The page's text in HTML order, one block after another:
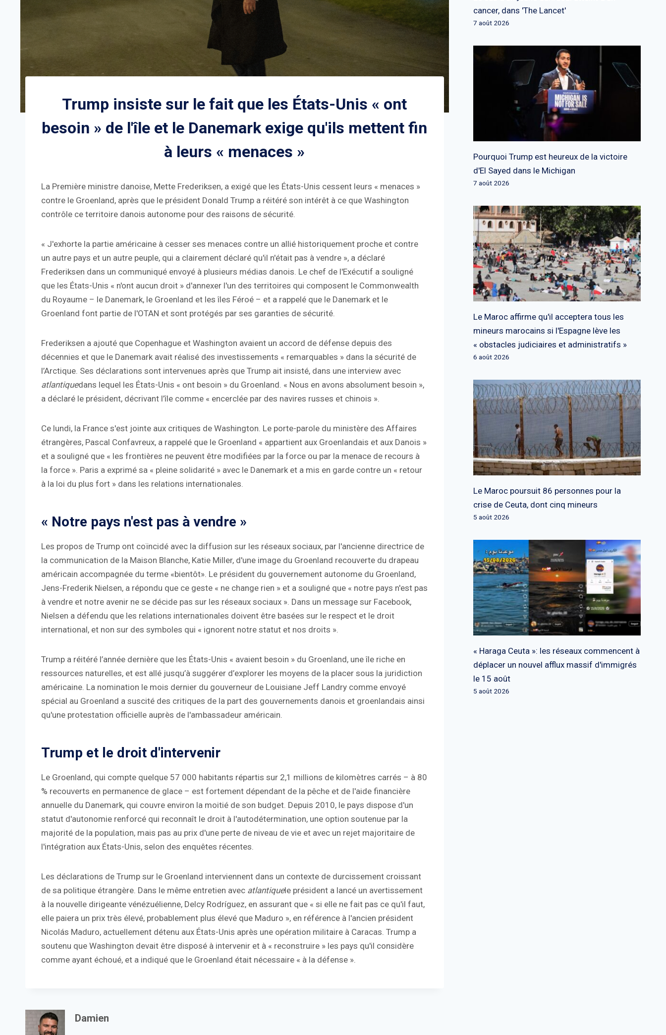
Trump insiste sur le fait que les États-Unis « ont
besoin » de l'île et le Danemark exige qu'ils mettent fin
à leurs « menaces »
La Première ministre danoise, Mette Frederiksen, a exigé que les États-Unis cessent leurs « menaces »
contre le Groenland, après que le président Donald Trump a réitéré son intérêt à ce que Washington
contrôle ce territoire danois autonome pour des raisons de sécurité.
« J'exhorte la partie américaine à cesser ses menaces contre un allié historiquement proche et contre
un autre pays et un autre peuple, qui a clairement déclaré qu'il n'était pas à vendre », a déclaré
Frederiksen dans un communiqué envoyé à plusieurs médias danois. Le chef de l'Exécutif a souligné
que les États-Unis « n'ont aucun droit » d'annexer l'un des territoires qui composent le Commonwealth
du Royaume – le Danemark, le Groenland et les îles Féroé – et a rappelé que le Danemark et le
Groenland font partie de l'OTAN et sont protégés par ses garanties de sécurité.
Frederiksen a ajouté que Copenhague et Washington avaient un accord de défense depuis des
décennies et que le Danemark avait réalisé des investissements « remarquables » dans la sécurité de
l’Arctique. Ses déclarations sont intervenues après que Trump ait insisté, dans une interview avec
atlantiquedans lequel les États-Unis « ont besoin » du Groenland. « Nous en avons absolument besoin »,
a déclaré le président, décrivant l’île comme « encerclée par des navires russes et chinois ».
Ce lundi, la France s'est jointe aux critiques de Washington. Le porte-parole du ministère des Affaires
étrangères, Pascal Confavreux, a rappelé que le Groenland « appartient aux Groenlandais et aux Danois »
et a souligné que « les frontières ne peuvent être modifiées par la force ou par la menace de recours à
la force ». Paris a exprimé sa « pleine solidarité » avec le Danemark et a mis en garde contre un « retour
à la loi du plus fort » dans les relations internationales.
« Notre pays n'est pas à vendre »
Les propos de Trump ont coïncidé avec la diffusion sur les réseaux sociaux, par l'ancienne directrice de
la communication de la Maison Blanche, Katie Miller, d'une image du Groenland recouverte du drapeau
américain accompagnée du terme «bientôt». Le président du gouvernement autonome du Groenland,
Jens-Frederik Nielsen, a répondu que ce geste « ne change rien » et a souligné que « notre pays n'est pas
à vendre et notre avenir ne se décide pas sur les réseaux sociaux ». Dans un message sur Facebook,
Nielsen a défendu que les relations internationales doivent être basées sur le respect et le droit
international, et non sur des symboles qui « ignorent notre statut et nos droits ».
Trump a réitéré l’année dernière que les États-Unis « avaient besoin » du Groenland, une île riche en
ressources naturelles, et est allé jusqu’à suggérer d’explorer les moyens de la placer sous la juridiction
américaine. La nomination le mois dernier du gouverneur de Louisiane Jeff Landry comme envoyé
spécial au Groenland a suscité des critiques de la part des gouvernements danois et groenlandais ainsi
qu'une protestation officielle auprès de l'ambassadeur américain.
Trump et le droit d'intervenir
Le Groenland, qui compte quelque 57 000 habitants répartis sur 2,1 millions de kilomètres carrés – à 80
% recouverts en permanence de glace – est fortement dépendant de la pêche et de l'aide financière
annuelle du Danemark, qui couvre environ la moitié de son budget. Depuis 2010, le pays dispose d'un
statut d'autonomie renforcé qui reconnaît le droit à l'autodétermination, une option soutenue par la
majorité de la population, mais pas au prix d'une perte de niveau de vie et avec un rejet majoritaire de
l'intégration aux États-Unis, selon des enquêtes récentes.
Les déclarations de Trump sur le Groenland interviennent dans un contexte de durcissement croissant
de sa politique étrangère. Dans le même entretien avec atlantiquele président a lancé un avertissement
à la nouvelle dirigeante vénézuélienne, Delcy Rodríguez, en assurant que « si elle ne fait pas ce qu'il faut,
elle paiera un prix très élevé, probablement plus élevé que Maduro », en référence à l'ancien président
Nicolás Maduro, actuellement détenu aux États-Unis après une opération militaire à Caracas. Trump a
soutenu que Washington devait être disposé à intervenir et à « reconstruire » les pays qu'il considère
comme ayant échoué, et a indiqué que le Groenland était nécessaire « à la défense ».
Damien
cancer, dans 'The Lancet'
7 août 2026
Pourquoi Trump est heureux de la victoire
d'El Sayed dans le Michigan
7 août 2026
Le Maroc affirme qu'il acceptera tous les
mineurs marocains si l'Espagne lève les
« obstacles judiciaires et administratifs »
6 août 2026
Le Maroc poursuit 86 personnes pour la
crise de Ceuta, dont cinq mineurs
5 août 2026
« Haraga Ceuta »: les réseaux commencent à
déplacer un nouvel afflux massif d'immigrés
le 15 août
5 août 2026